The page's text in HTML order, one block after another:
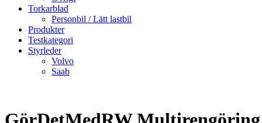
Torkarblad
Personbil / Lätt lastbil
Produkter
Testkategori
Styrleder
Volvo
Saab